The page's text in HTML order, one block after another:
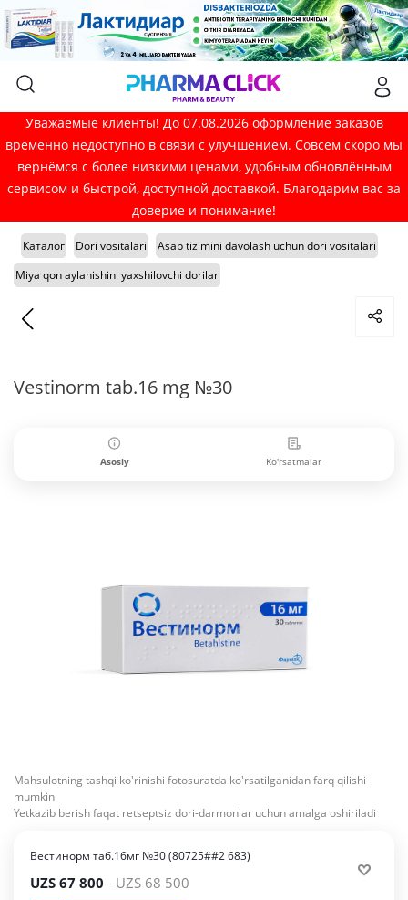
Уважаемые клиенты! До 07.08.2026 оформление заказов
временно недоступно в связи с улучшением. Совсем скоро мы
вернёмся с более низкими ценами, удобным обновлённым
сервисом и быстрой, доступной доставкой. Благодарим вас за
доверие и понимание!
Каталог Dori vositalari
Asab tizimini davolash uchun dori vositalari
Miya qon aylanishini yaxshilovchi dorilar
Vestinorm tab.16 mg №30
Asosiy Ko'rsatmalar
Mahsulotning tashqi ko'rinishi fotosuratda ko'rsatilganidan farq qilishi
mumkin
Yetkazib berish faqat retseptsiz dori-darmonlar uchun amalga oshiriladi
Вестинорм таб.16мг №30 (80725##2 683)
UZS 67 800 UZS68 500